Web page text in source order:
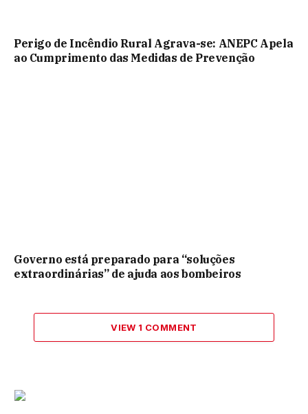
Perigo de Incêndio Rural Agrava-se: ANEPC Apela
ao Cumprimento das Medidas de Prevenção
Governo está preparado para “soluções
extraordinárias” de ajuda aos bombeiros
VIEW 1 COMMENT